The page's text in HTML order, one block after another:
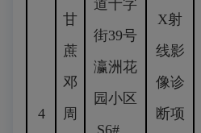
4
甘
蔗
邓
周
道十字
街39号
瀛洲花
园小区
S6#、
X射
线影
像诊
断项